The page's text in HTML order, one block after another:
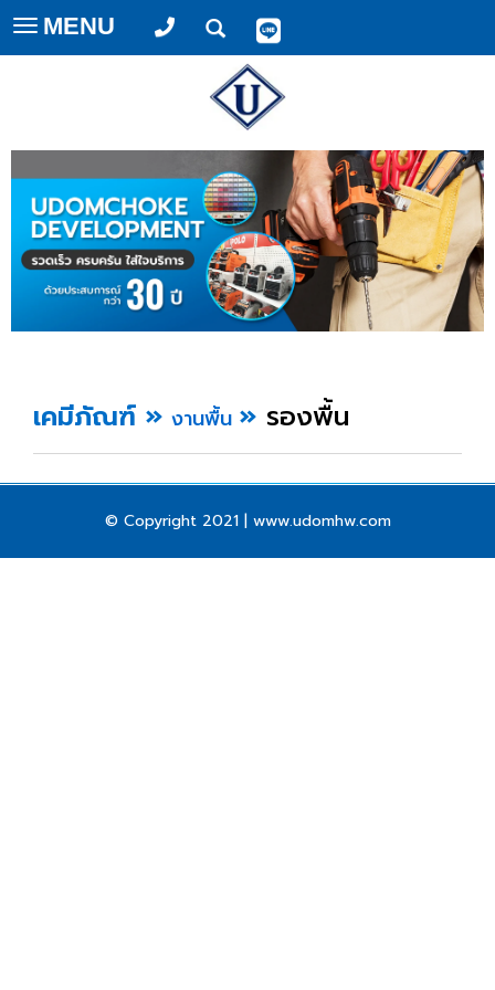
Toggle
navigation
MENU
เคมีภัณฑ์ » งานพื้น » รองพื้น
© Copyright 2021 | www.udomhw.com